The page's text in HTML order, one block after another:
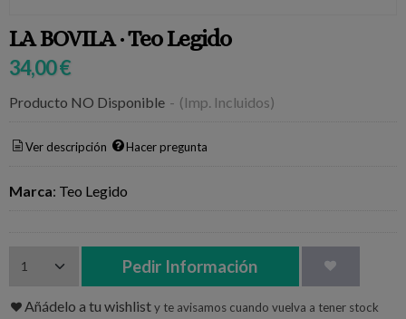
LA BOVILA · Teo Legido
34,00 €
Producto NO Disponible - (Imp. Incluidos)
Ver descripción Hacer pregunta
Marca: Teo Legido
Pedir Información
Añádelo a tu wishlisty te avisamos cuando vuelva a tener stock